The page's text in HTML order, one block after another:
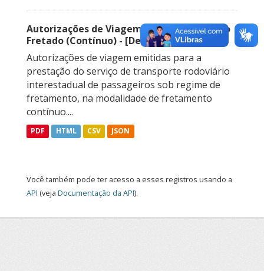
Autorizações de Viagem Nacional – Serviço
Fretado (Contínuo) - [Descontinuado]
Autorizações de viagem emitidas para a
prestação do serviço de transporte rodoviário
interestadual de passageiros sob regime de
fretamento, na modalidade de fretamento
contínuo....
PDF HTML CSV JSON
Você também pode ter acesso a esses registros usando a
API (veja Documentação da API).